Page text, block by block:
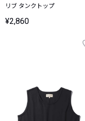
リブ タンクトップ
¥2,860